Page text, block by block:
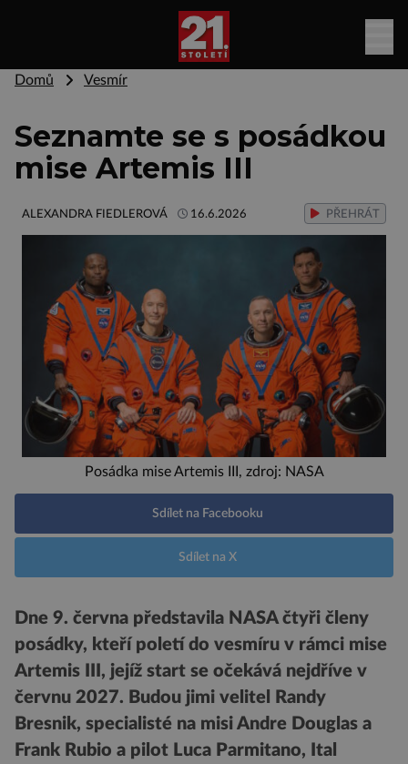
Domů Vesmír
Seznamte se s posádkou
mise Artemis III
ALEXANDRA FIEDLEROVÁ 16.6.2026 PŘEHRÁT
Posádka mise Artemis III, zdroj: NASA
Sdílet na Facebooku
Sdílet na X
Dne 9. června představila NASA čtyři členy
posádky, kteří poletí do vesmíru v rámci mise
Artemis III, jejíž start se očekává nejdříve v
červnu 2027. Budou jimi velitel Randy
Bresnik, specialisté na misi Andre Douglas a
Frank Rubio a pilot Luca Parmitano, Ital